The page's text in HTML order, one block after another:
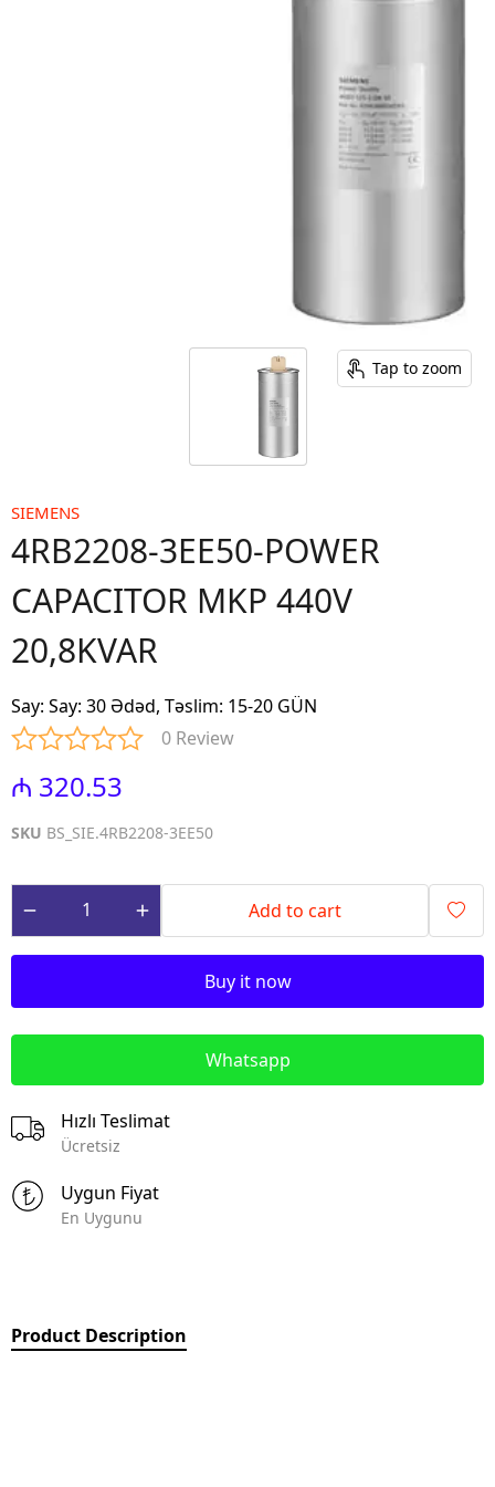
Tap to zoom
SIEMENS
4RB2208-3EE50-POWER
CAPACITOR MKP 440V
20,8KVAR
Say: Say: 30 Ədəd, Təslim: 15-20 GÜN
0 Review
₼ 320.53
SKU BS_SIE.4RB2208-3EE50
Add to cart
Buy it now
Whatsapp
Hızlı Teslimat
Ücretsiz
Uygun Fiyat
En Uygunu
Product Description